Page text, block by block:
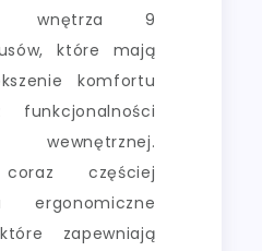
wnętrza 9
które mają
komfortu
funkcjonalności
wewnętrznej.
częściej
zapewniają